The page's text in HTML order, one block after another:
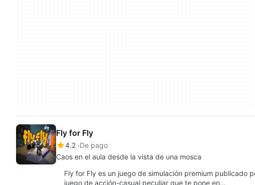
Fly for Fly
4.2 De pago
Caos en el aula desde la vista de una mosca
Fly for Fly es un juego de simulación premium publicado
juego de acción-casual peculiar que te pone en…